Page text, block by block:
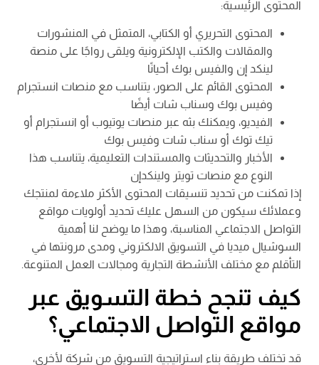
المحتوى الرئيسية:
المحتوى التحريري أو الكتابي، المتمثل في المنشورات
والمقالات والكتب الإلكترونية ويلقى رواجًا على منصة
لينكد إن والفيس بوك أحيانًا
المحتوى القائم على الصور، يتناسب مع منصات انستجرام
وفيس بوك وسناب شات أيضًا
الفيديو، ويمكنك بثه عبر منصات يوتيوب أو انستجرام أو
تيك توك أو سناب شات وفيس بوك
الأخبار والتحديثات والمستندات التعليمية، يتناسب هذا
النوع مع منصات تويتر ولينكدإن
إذا تمكنت من تحديد تنسيقات المحتوى الأكثر ملاءمة لمنتجك
وعملائك سيكون من السهل عليك تحديد أولويات مواقع
التواصل الاجتماعي المناسبة، وهذا ما يوضح لنا أهمية
السوشيال ميديا في التسويق الالكتروني ومدى مرونتها في
التأقلم مع مختلف الأنشطة التجارية ومجالات العمل المتنوعة.
كيف تنجح خطة التسويق عبر
مواقع التواصل الاجتماعي؟
قد تختلف طريقة بناء استراتيجية التسويق من شركة لأخرى،